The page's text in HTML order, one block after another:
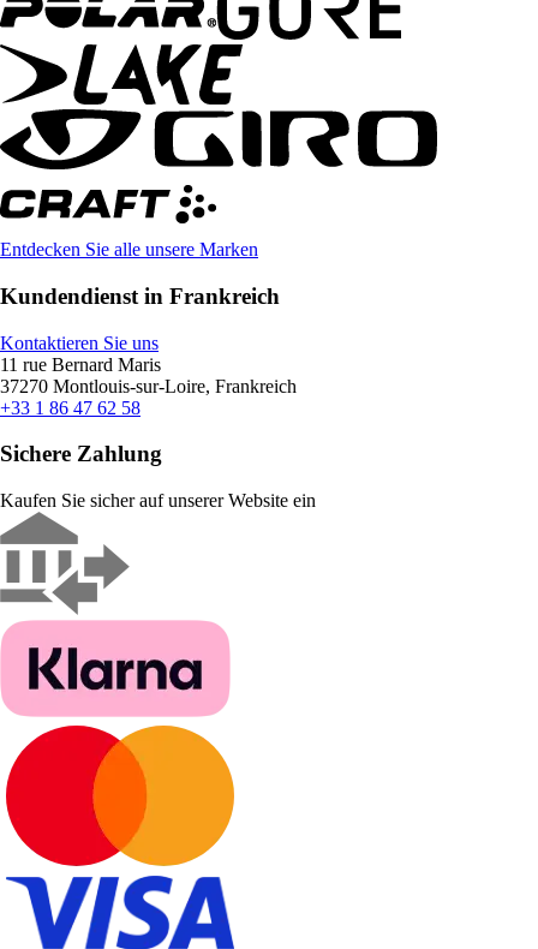
Entdecken Sie alle unsere Marken
Kundendienst in Frankreich
Kontaktieren Sie uns
11 rue Bernard Maris
37270 Montlouis-sur-Loire, Frankreich
+33 1 86 47 62 58
Sichere Zahlung
Kaufen Sie sicher auf unserer Website ein